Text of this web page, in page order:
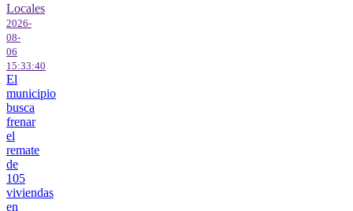
Locales
2026-
08-
06
15:33:40
El
municipio
busca
frenar
el
remate
de
105
viviendas
en